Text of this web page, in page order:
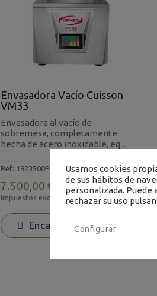
Envasadora Vacío Cuisson
VM33
Envasadora al vacío de
sobremesa, completamente
hecha de acero inoxidable, eq...
Ref: 1923500P
7.500,00 €
Impuestos excluidos
Encargar
Usamos cookies
de sus hábitos de
personalizada. Puede
rechazar su uso
Configurar